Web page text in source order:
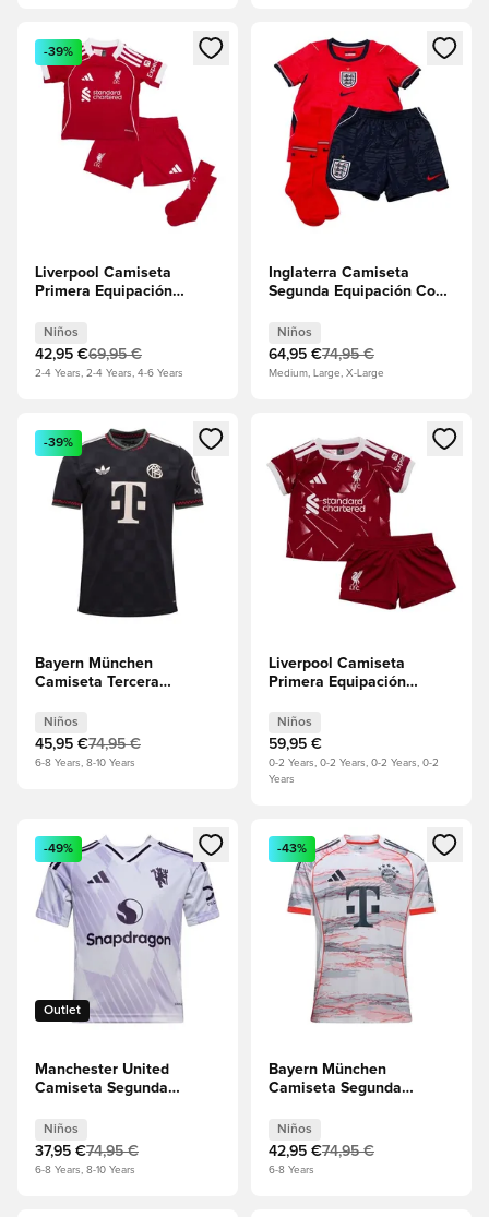
Abre un modal para iniciar sesión o registrarse como
-39%
Liverpool Camiseta
Primera Equipación
Niños
42,95 €69,95 €
2-4 Years, 2-4 Years, 4-6 Years
Abre un modal para iniciar
Inglaterra Camiseta
Segunda Equipación Copa
Niños
Niños
64,95 €74,95 €
Medium, Large, X-Large
Abre un modal para iniciar sesión o registrarse como
-39%
Bayern München
Camiseta Tercera
Niños
45,95 €74,95 €
6-8 Years, 8-10 Years
Abre un modal para iniciar
Liverpool Camiseta
Primera Equipación
Niños
Niños
59,95 €
0-2 Years, 0-2 Years, 0-2 Years, 0-2
Years
Abre un modal para iniciar sesión o registrarse como
Outlet
-49%
Manchester United
Camiseta Segunda
Niños
Niños
37,95 €74,95 €
6-8 Years, 8-10 Years
Abre un modal para iniciar
-43%
Bayern München
Camiseta Segunda
Niños
Niños
42,95 €74,95 €
6-8 Years